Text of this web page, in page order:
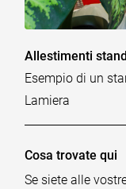
Allestimenti
Esempio di un
Lamiera
Cosa trovate qui
Se siete alle